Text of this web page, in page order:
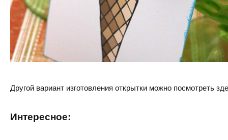
Другой вариант изготовления открытки можно посмотреть
Интересное: